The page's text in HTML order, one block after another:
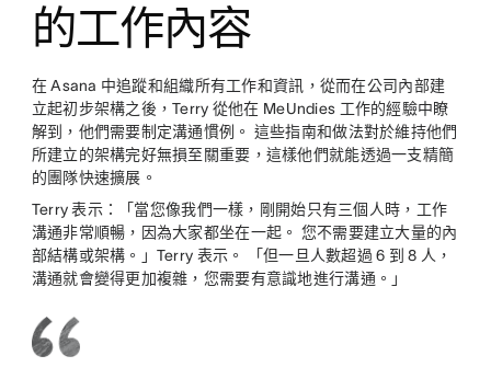
的工作內容
在 Asana 中追蹤和組織所有工作和資訊，從而在公司內部建
立起初步架構之後，Terry 從他在 MeUndies 工作的經驗中瞭
解到，他們需要制定溝通慣例。 這些指南和做法對於維持他們
所建立的架構完好無損至關重要，這樣他們就能透過一支精簡
的團隊快速擴展。
Terry 表示：「當您像我們一樣，剛開始只有三個人時，工作
溝通非常順暢，因為大家都坐在一起。 您不需要建立大量的內
部結構或架構。」Terry 表示。 「但一旦人數超過 6 到 8 人，
溝通就會變得更加複雜，您需要有意識地進行溝通。」